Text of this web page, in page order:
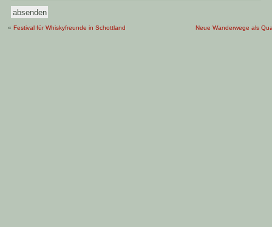
Neue Wanderwege als
« Festival für Whiskyfreunde in Schottland